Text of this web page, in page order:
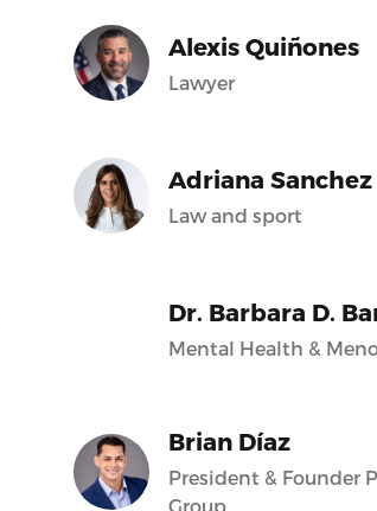
Alexis Quiñones
Lawyer
Adriana Sanchez
Law and sport
Dr. Barbara D.
Mental Health &
Brian Díaz
President & Founder
Group